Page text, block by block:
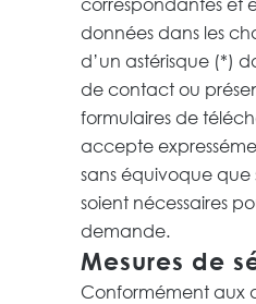
données dans les
d’un astérisque (*)
de contact ou
formulaires de
accepte
sans équivoque que
soient nécessaires
demande.
Mesures de
Conformément aux